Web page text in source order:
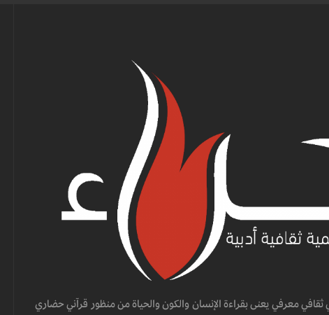
معرفي يعنى بقراءة الإنسان والكون والحياة من منظور قرآني حضاري